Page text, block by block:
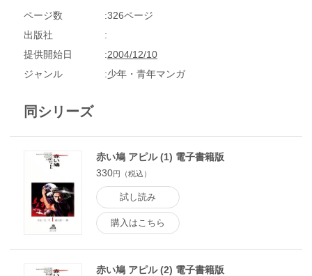
ページ数
326ページ
出版社
提供開始日
2004/12/10
ジャンル
少年・青年マンガ
同シリーズ
赤い鳩 アピル (1) 電子書籍版
330円（税込）
試し読み
購入はこちら
赤い鳩 アピル (2) 電子書籍版